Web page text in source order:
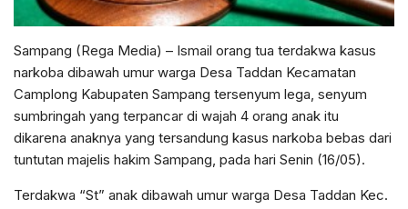
Sampang (Rega Media) – Ismail orang tua terdakwa kasus
narkoba dibawah umur warga Desa Taddan Kecamatan
Camplong Kabupaten Sampang tersenyum lega, senyum
sumbringah yang terpancar di wajah 4 orang anak itu
dikarena anaknya yang tersandung kasus narkoba bebas dari
tuntutan majelis hakim Sampang, pada hari Senin (16/05).
Terdakwa “St” anak dibawah umur warga Desa Taddan Kec.